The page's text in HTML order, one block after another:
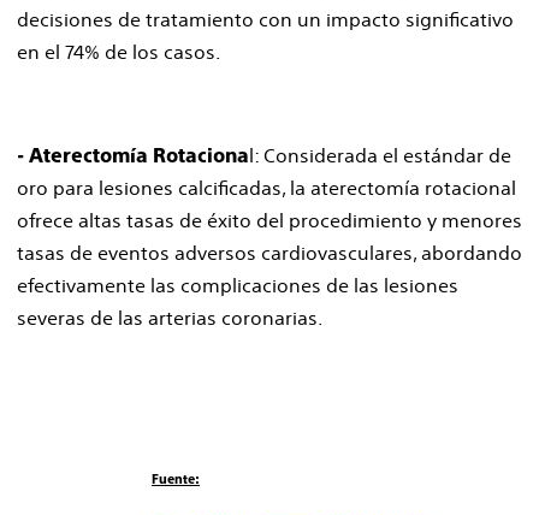
decisiones de tratamiento con un impacto significativo
en el 74% de los casos.
- Aterectomía Rotacional: Considerada el estándar de
oro para lesiones calcificadas, la aterectomía rotacional
ofrece altas tasas de éxito del procedimiento y menores
tasas de eventos adversos cardiovasculares, abordando
efectivamente las complicaciones de las lesiones
severas de las arterias coronarias.
Fuente: